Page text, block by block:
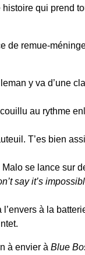
qui prend
de remue-
y va d’une
au rythme
T’es bien
se lance sur
say it’s
à la
à envier à Blue